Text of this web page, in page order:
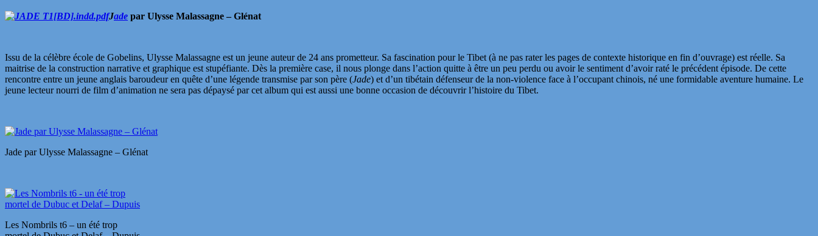
Jade par Ulysse Malassagne – Glénat
Issu de la célèbre école de Gobelins, Ulysse Malassagne est un jeune auteur de 24 ans prometteur. Sa fascination pour le Tibet (à ne pas rater les pages de contexte historique en fin d’ouvrage) est réelle. Sa
maitrise de la construction narrative et graphique est stupéfiante. Dès la première case, il nous plonge dans l’action quitte à être un peu perdu ou avoir le sentiment d’avoir raté le précédent épisode. De cette
rencontre entre un jeune anglais baroudeur en quête d’une légende transmise par son père (Jade) et d’un tibétain défenseur de la non-violence face à l’occupant chinois, né une formidable aventure humaine. Le
jeune lecteur nourri de film d’animation ne sera pas dépaysé par cet album qui est aussi une bonne occasion de découvrir l’histoire du Tibet.
Jade par Ulysse Malassagne – Glénat
Les Nombrils t6 – un été trop